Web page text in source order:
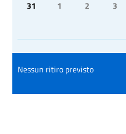
31 1 2 3
Nessun ritiro previsto